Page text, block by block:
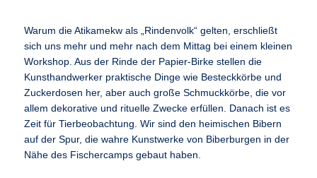
Warum die Atikamekw als „Rindenvolk“ gelten, erschließt
sich uns mehr und mehr nach dem Mittag bei einem kleinen
Workshop. Aus der Rinde der Papier-Birke stellen die
Kunsthandwerker praktische Dinge wie Besteckkörbe und
Zuckerdosen her, aber auch große Schmuckkörbe, die vor
allem dekorative und rituelle Zwecke erfüllen. Danach ist es
Zeit für Tierbeobachtung. Wir sind den heimischen Bibern
auf der Spur, die wahre Kunstwerke von Biberburgen in der
Nähe des Fischercamps gebaut haben.